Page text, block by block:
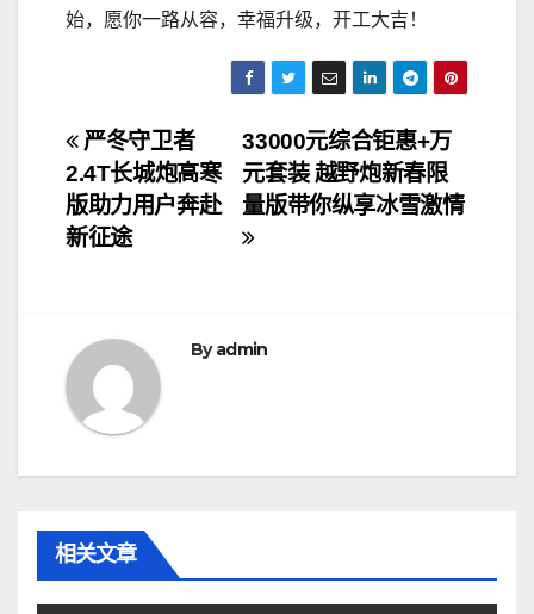
始，愿你一路从容，幸福升级，开工大吉！
文
章
导
33000元综合钜惠+万
元套装 越野炮新春限
量版带你纵享冰雪激情
严冬守卫者
2.4T长城炮高寒
版助力用户奔赴
新征途
Byadmin
相关文章